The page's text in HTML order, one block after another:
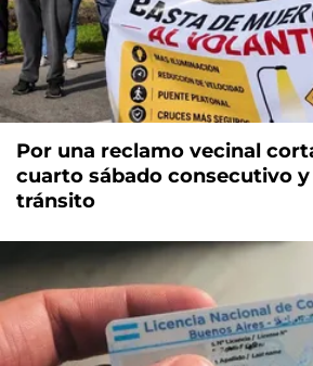
Por una reclamo vecinal
cuarto sábado consecutivo
tránsito